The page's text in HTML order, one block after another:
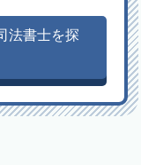
法書士を探